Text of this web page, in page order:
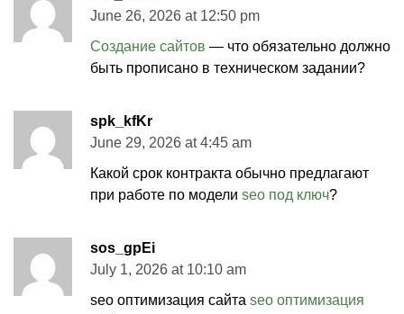
June 26, 2026 at 12:50 pm
Создание сайтов — что обязательно должно
быть прописано в техническом задании?
spk_kfKr
June 29, 2026 at 4:45 am
Какой срок контракта обычно предлагают
при работе по модели seo под ключ?
sos_gpEi
July 1, 2026 at 10:10 am
seo оптимизация сайта seo оптимизация